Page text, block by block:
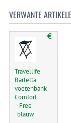
VERWANTE
Travellife
Barletta
voetenbank
Comfort
Free
blauw
€